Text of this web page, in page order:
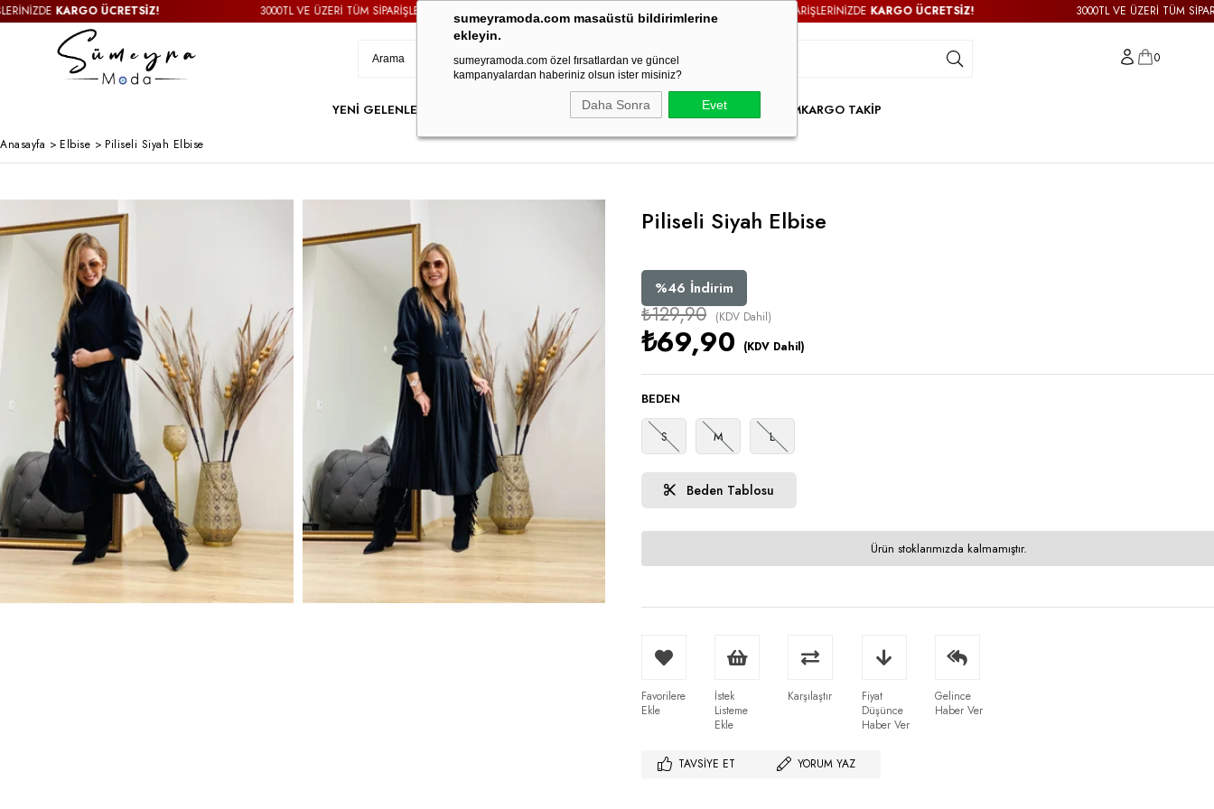
sumeyramoda.com masaüstü bildirimlerine
ekleyin.
sumeyramoda.com özel fırsatlardan ve güncel
kampanyalardan haberiniz olsun ister misiniz?
Daha Sonra Evet
KARGO ÜCRETSİZ! 3000TL VE ÜZERİ TÜM SİPARİŞLERİNİZDE KARGO ÜCRETSİZ! 3000TL VE ÜZERİ TÜM SİPARİŞLERİNİZDEKARGO ÜCRETSİZ! 3000TL VE ÜZERİ TÜM
0
YENİ GELENLER ALT GİYİMDIŞ GİYİMTAKIM PARTY WEAR İNDİRİMKARGO TAKİP
Anasayfa > Elbise > Piliseli Siyah Elbise
Piliseli Siyah Elbise
%46 İndirim
₺129,90 (KDV Dahil)
₺69,90 (KDV Dahil)
BEDEN
S M L
Beden Tablosu
Ürün stoklarımızda kalmamıştır.
Favorilere
Ekle
İstek
Listeme
Ekle
Karşılaştır
Fiyat
Düşünce
Haber Ver
Gelince
Haber Ver
TAVSIYE ET YORUM YAZ